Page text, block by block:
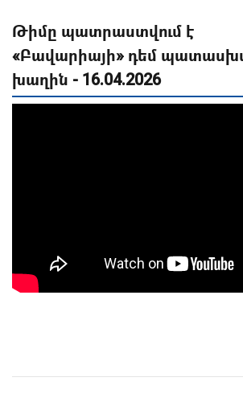
Թիմը պատրաստվում է
«Բավարիայի» դեմ
խաղին - 16.04.2026